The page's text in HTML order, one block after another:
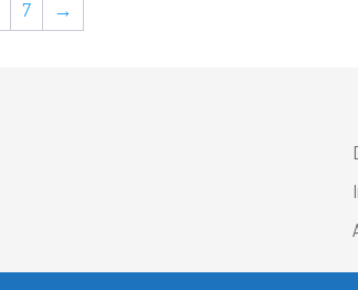
7 →